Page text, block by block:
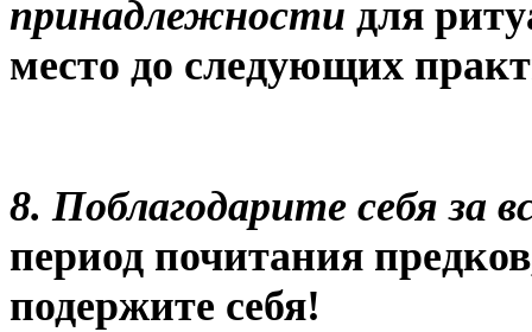
принадлежности для
место до следующих
8. Поблагодарите себя за
период почитания
подержите себя!